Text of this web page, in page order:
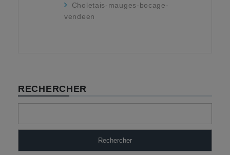
Choletais-mauges-bocage-
vendeen
RECHERCHER
Rechercher